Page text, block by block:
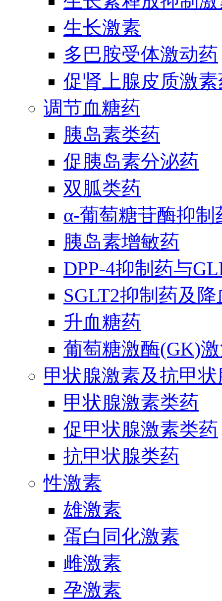
生长激素
多巴胺受体激动药
促肾上腺皮质激
调节血糖药
胰岛素类药
促胰岛素分泌药
双胍类药
α-葡萄糖苷酶抑制
胰岛素增敏药
DPP-4抑制药与
SGLT2抑制药及
升血糖药
葡萄糖激酶(GK)
甲状腺激素及抗甲
甲状腺激素类药
促甲状腺激素类药
抗甲状腺类药
性激素
雄激素
蛋白同化激素
雌激素
孕激素